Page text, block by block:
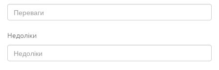
Недоліки